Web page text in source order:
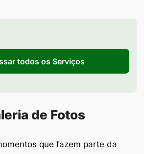
todos os Serviços
Fotosde Fotos
que fazem parte da